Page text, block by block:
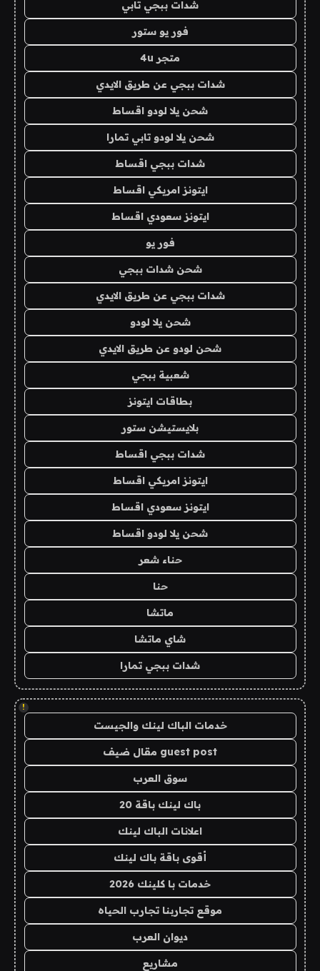
شدات ببجي تابي
فور يو ستور
متجر 4u
شدات ببجي عن طريق الايدي
شحن يلا لودو اقساط
شحن يلا لودو تابي تمارا
شدات ببجي اقساط
ايتونز امريكي اقساط
ايتونز سعودي اقساط
فور يو
شحن شدات ببجي
شدات ببجي عن طريق الايدي
شحن يلا لودو
شحن لودو عن طريق الايدي
شعبية ببجي
بطاقات ايتونز
بلايستيشن ستور
شدات ببجي اقساط
ايتونز امريكي اقساط
ايتونز سعودي اقساط
شحن يلا لودو اقساط
حناء شعر
حنا
ماتشا
شاي ماتشا
شدات ببجي تمارا
!
خدمات الباك لينك والجيست
guest post مقال ضيف
سوق العرب
باك لينك باقة 20
اعلانات الباك لينك
أقوى باقة باك لينك
خدمات با كلينك 2026
موقع تجاربنا تجارب الحياه
ديوان العرب
مشاريع